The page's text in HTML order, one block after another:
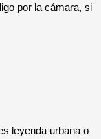
por la cámara, si
leyenda urbana o